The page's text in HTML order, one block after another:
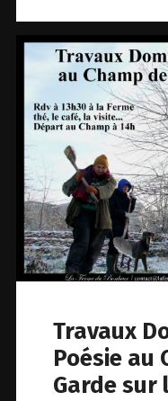
Travaux
Poésie au
Garde sur